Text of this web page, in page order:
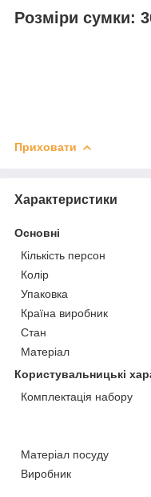
Розміри сумки:
Приховати
Характеристики
Основні
Кількість персон
Колір
Упаковка
Країна виробник
Стан
Матеріал
Користувальницькі
Комплектація набору
Матеріал посуду
Виробник